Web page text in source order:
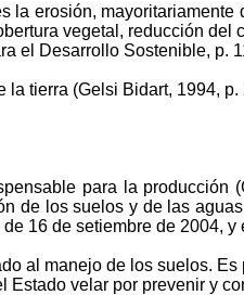
la erosión,
vegetal, reducción
el Desarrollo Sostenible, p.
tierra (Gelsi Bidart, 1994,
para la producción
de los suelos y de las
16 de setiembre de 2004,
al manejo de los suelos.
velar por prevenir y